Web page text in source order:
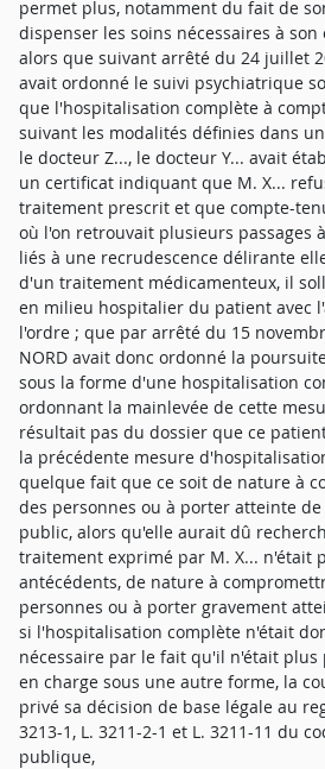
permet plus, notamment du fait de
dispenser les soins nécessaires à son
alors que suivant arrêté du 24 juillet
avait ordonné le suivi psychiatrique
que l'hospitalisation complète à
suivant les modalités définies dans
le docteur Z..., le docteur Y... avait
un certificat indiquant que M. X...
traitement prescrit et que compte-
où l'on retrouvait plusieurs passages
liés à une recrudescence délirante
d'un traitement médicamenteux, il
en milieu hospitalier du patient avec
l'ordre ; que par arrêté du 15
NORD avait donc ordonné la
sous la forme d'une hospitalisation
ordonnant la mainlevée de cette
résultait pas du dossier que ce
la précédente mesure
quelque fait que ce soit de nature à
des personnes ou à porter atteinte
public, alors qu'elle aurait dû
traitement exprimé par M. X... n'était
antécédents, de nature à
personnes ou à porter gravement
si l'hospitalisation complète n'était
nécessaire par le fait qu'il n'était
en charge sous une autre forme, la
privé sa décision de base légale au
3213-1, L. 3211-2-1 et L. 3211-11 du
publique,